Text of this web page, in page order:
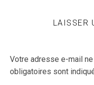
LAISSER
Votre adresse e-mail
obligatoires sont